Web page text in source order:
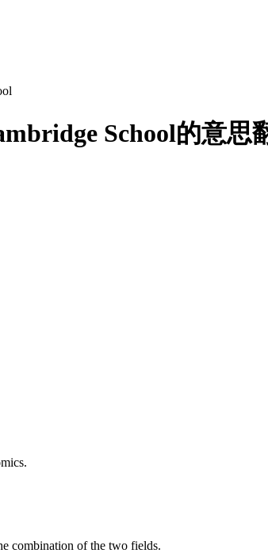
School的意
combination of the two fields.